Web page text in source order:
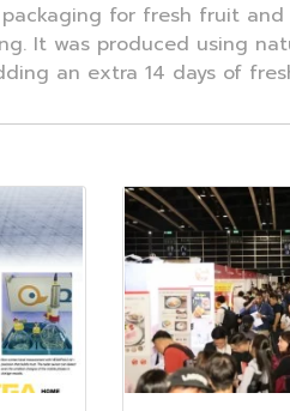
packaging for fresh fruit
It was produced using
an extra 14 days of